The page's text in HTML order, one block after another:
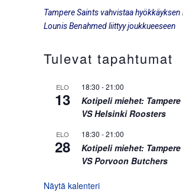
Tampere Saints vahvistaa hyökkäyksen
Lounis Benahmed liittyy joukkueeseen
Tulevat tapahtumat
ELO
13
18:30 -21:00
Kotipeli miehet:
VS Helsinki Roosters
ELO
28
18:30 -21:00
Kotipeli miehet:
VS Porvoon Butchers
Näytä kalenteri